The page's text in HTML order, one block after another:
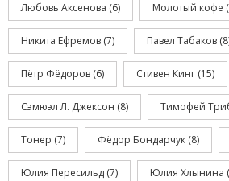
Любовь Аксенова (6) Молотый кофе
Никита Ефремов (7) Павел Табаков
Пётр Фёдоров (6) Стивен Кинг (15)
Сэмюэл Л. Джексон (8) Тимофей
Тонер (7) Фёдор Бондарчук (8)
Юлия Пересильд (7) Юлия Хлынина